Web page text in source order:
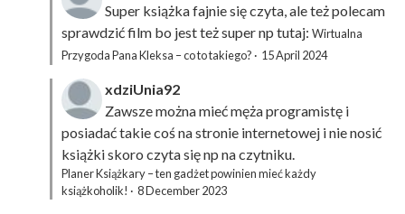
Super książka fajnie się czyta, ale też polecam
sprawdzić film bo jest też super np tutaj: Wirtualna
Przygoda Pana Kleksa – co to takiego? · 15 April 2024
xdziUnia92
Zawsze można mieć męża programistę i
posiadać takie coś na stronie internetowej i nie nosić
książki skoro czyta się np na czytniku.
Planer Książkary – ten gadżet powinien mieć każdy
książkoholik! · 8 December 2023